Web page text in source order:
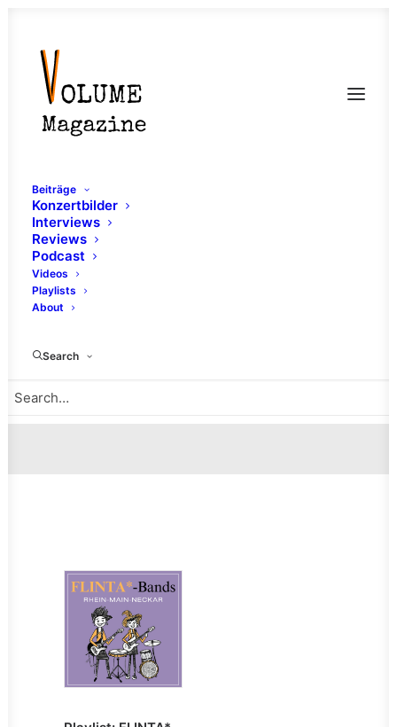
Beiträge
Konzertbilder
Interviews
Reviews
Podcast
Videos
Playlists
About
Search